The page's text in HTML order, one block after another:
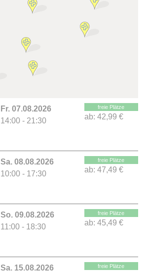
Fr. 07.08.2026
14:00 - 21:30
freie Plätze
ab: 42,99 €
Sa. 08.08.2026
10:00 - 17:30
freie Plätze
ab: 47,49 €
So. 09.08.2026
11:00 - 18:30
freie Plätze
ab: 45,49 €
Sa. 15.08.2026
freie Plätze